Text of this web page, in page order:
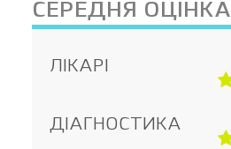
СЕРЕДНЯ ОЦІНКА
ЛІКАРІ
ДІАГНОСТИКА